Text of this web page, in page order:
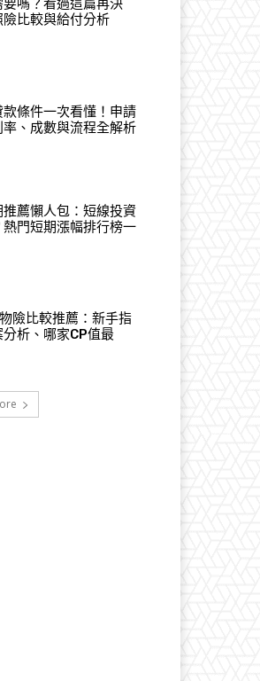
要嗎？看過這篇再決
險比較與給付分析
款條件一次看懂！申請
率、成數與流程全解析
推薦懶人包：短線投資
熱門短期漲幅排行榜一
險比較推薦：新手指
析、哪家CP值最